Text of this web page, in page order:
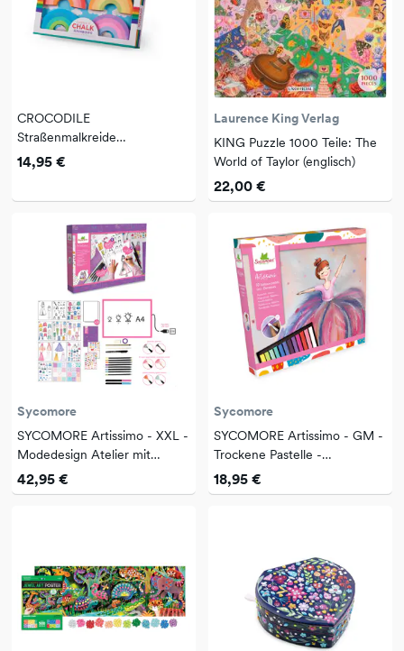
CROCODILE
Straßenmalkreide
Regenbogen
14,95 €
Laurence King Verlag
KING Puzzle 1000 Teile: The
World of Taylor (englisch)
22,00 €
Sycomore
SYCOMORE Artissimo - XXL -
Modedesign Atelier mit
Leuchtplatte
42,95 €
Sycomore
SYCOMORE Artissimo - GM -
Trockene Pastelle -
Tänzerinnen - 7a+
18,95 €